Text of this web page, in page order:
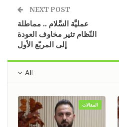
NEXT POST
عمليَّة السَّلام .. مماطلة
النّظام تثير مخاوف العودة
إلى المربّع الأول
All
المقالات